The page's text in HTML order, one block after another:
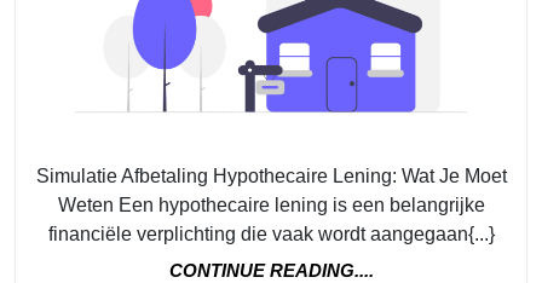
je
Simulatie Afbetaling Hypothecaire Lening: Wat Je Moet
Weten Een hypothecaire lening is een belangrijke
financiële verplichting die vaak wordt aangegaan{...}
CONTINUE READING....